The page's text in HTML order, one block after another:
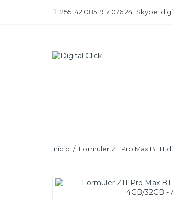
255 142 085 |917 076 241 Skype:
Início Formuler Z11 Pro Max BT1